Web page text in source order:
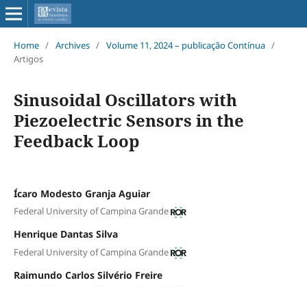
Home / Archives / Volume 11, 2024 – publicação Contínua /
Artigos
Sinusoidal Oscillators with
Piezoelectric Sensors in the
Feedback Loop
Ícaro Modesto Granja Aguiar
Federal University of Campina Grande
Henrique Dantas Silva
Federal University of Campina Grande
Raimundo Carlos Silvério Freire